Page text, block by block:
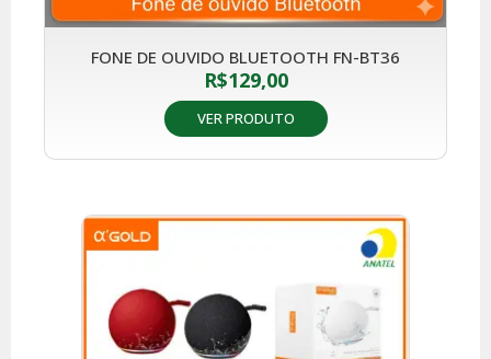
FONE DE OUVIDO BLUETOOTH FN-BT36
R$129,00
VER PRODUTO